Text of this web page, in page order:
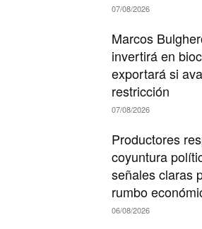
07/08/2026
Marcos
invertirá en
exportará si
restricción
07/08/2026
Productores
coyuntura
señales claras
rumbo
06/08/2026